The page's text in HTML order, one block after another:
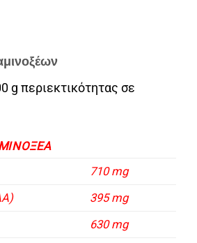
g περιεκτικότητας σε
710 mg
395 mg
630 mg